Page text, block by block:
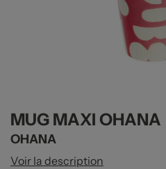
MUG MAXI OHANA
OHANA
Voir la description